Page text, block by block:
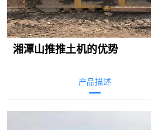
湘潭山推推土机的优势
产品描述